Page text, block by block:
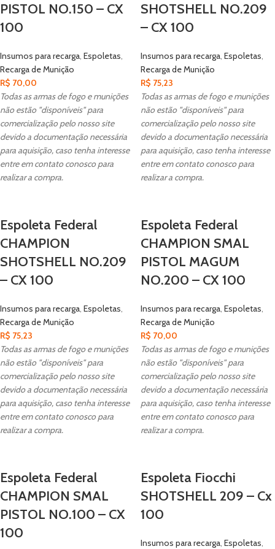
PISTOL NO.150 – CX
100
Insumos para recarga, Espoletas,
Recarga de Munição
R$ 70,00
Todas as armas de fogo e munições
não estão "disponíveis" para
comercialização pelo nosso site
devido a documentação necessária
para aquisição, caso tenha interesse
entre em contato conosco para
realizar a compra.
SHOTSHELL NO.209
– CX 100
Insumos para recarga, Espoletas,
Recarga de Munição
R$ 75,23
Todas as armas de fogo e munições
não estão "disponíveis" para
comercialização pelo nosso site
devido a documentação necessária
para aquisição, caso tenha interesse
entre em contato conosco para
realizar a compra.
Espoleta Federal
CHAMPION
SHOTSHELL NO.209
– CX 100
Insumos para recarga, Espoletas,
Recarga de Munição
R$ 75,23
Todas as armas de fogo e munições
não estão "disponíveis" para
comercialização pelo nosso site
devido a documentação necessária
para aquisição, caso tenha interesse
entre em contato conosco para
realizar a compra.
Espoleta Federal
CHAMPION SMAL
PISTOL MAGUM
NO.200 – CX 100
Insumos para recarga, Espoletas,
Recarga de Munição
R$ 70,00
Todas as armas de fogo e munições
não estão "disponíveis" para
comercialização pelo nosso site
devido a documentação necessária
para aquisição, caso tenha interesse
entre em contato conosco para
realizar a compra.
Espoleta Federal
CHAMPION SMAL
PISTOL NO.100 – CX
100
Espoleta Fiocchi
SHOTSHELL 209 – Cx
100
Insumos para recarga, Espoletas,